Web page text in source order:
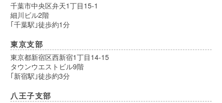
千葉市中央区弁天1丁目15-1
細川ビル2階
｢千葉駅｣徒歩約1分
東京支部
東京都新宿区西新宿1丁目14-15
タウンウエストビル9階
｢新宿駅｣徒歩約3分
八王子支部